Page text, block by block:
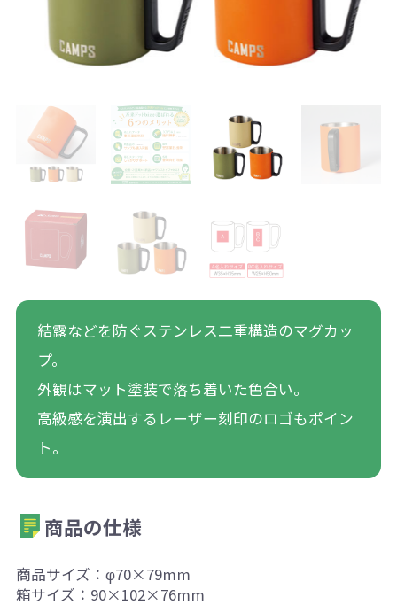
結露などを防ぐステンレス二重構造のマグカッ
プ。
外観はマット塗装で落ち着いた色合い。
高級感を演出するレーザー刻印のロゴもポイン
ト。
商品の仕様
商品サイズ：φ70×79mm
箱サイズ：90×102×76mm